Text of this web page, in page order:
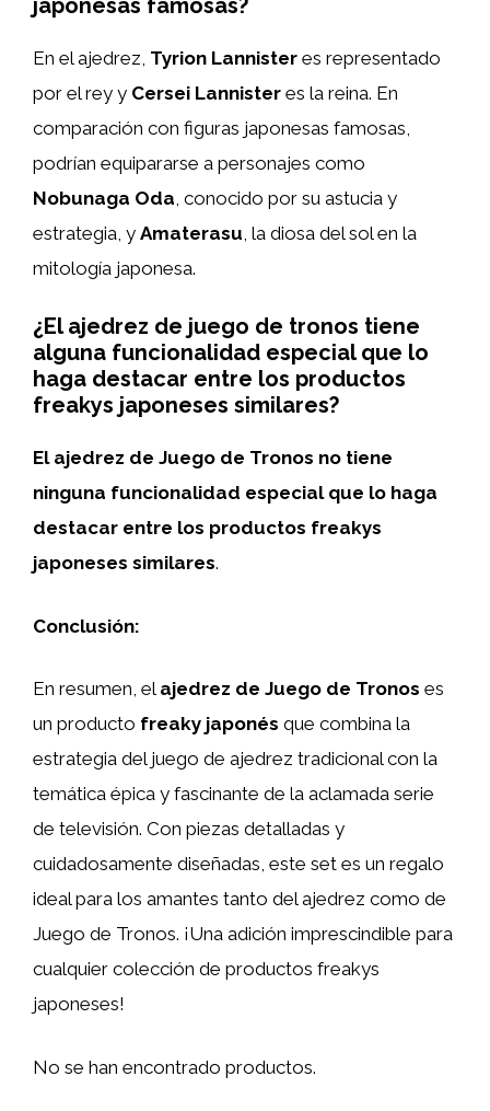
En el ajedrez, Tyrion Lannister es representado
por el rey y Cersei Lannister es la reina. En
comparación con figuras japonesas famosas,
podrían equipararse a personajes como
Nobunaga Oda , conocido por su astucia y
estrategia, y Amaterasu , la diosa del sol en la
mitología japonesa.
¿El ajedrez de juego de tronos tiene
alguna funcionalidad especial que lo
haga destacar entre los productos
freakys japoneses similares?
El ajedrez de Juego de Tronos no tiene
ninguna funcionalidad especial que lo haga
destacar entre los productos freakys
japoneses similares.
Conclusión:
En resumen, el ajedrez de Juego de Tronos es
un producto freaky japonés que combina la
estrategia del juego de ajedrez tradicional con la
temática épica y fascinante de la aclamada serie
de televisión. Con piezas detalladas y
cuidadosamente diseñadas, este set es un regalo
ideal para los amantes tanto del ajedrez como de
Juego de Tronos. ¡Una adición imprescindible para
cualquier colección de productos freakys
japoneses!
No se han encontrado productos.